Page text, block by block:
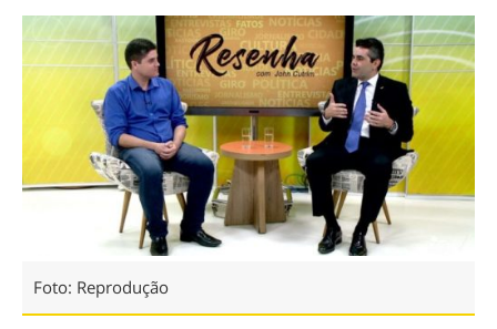
Foto: Reprodução